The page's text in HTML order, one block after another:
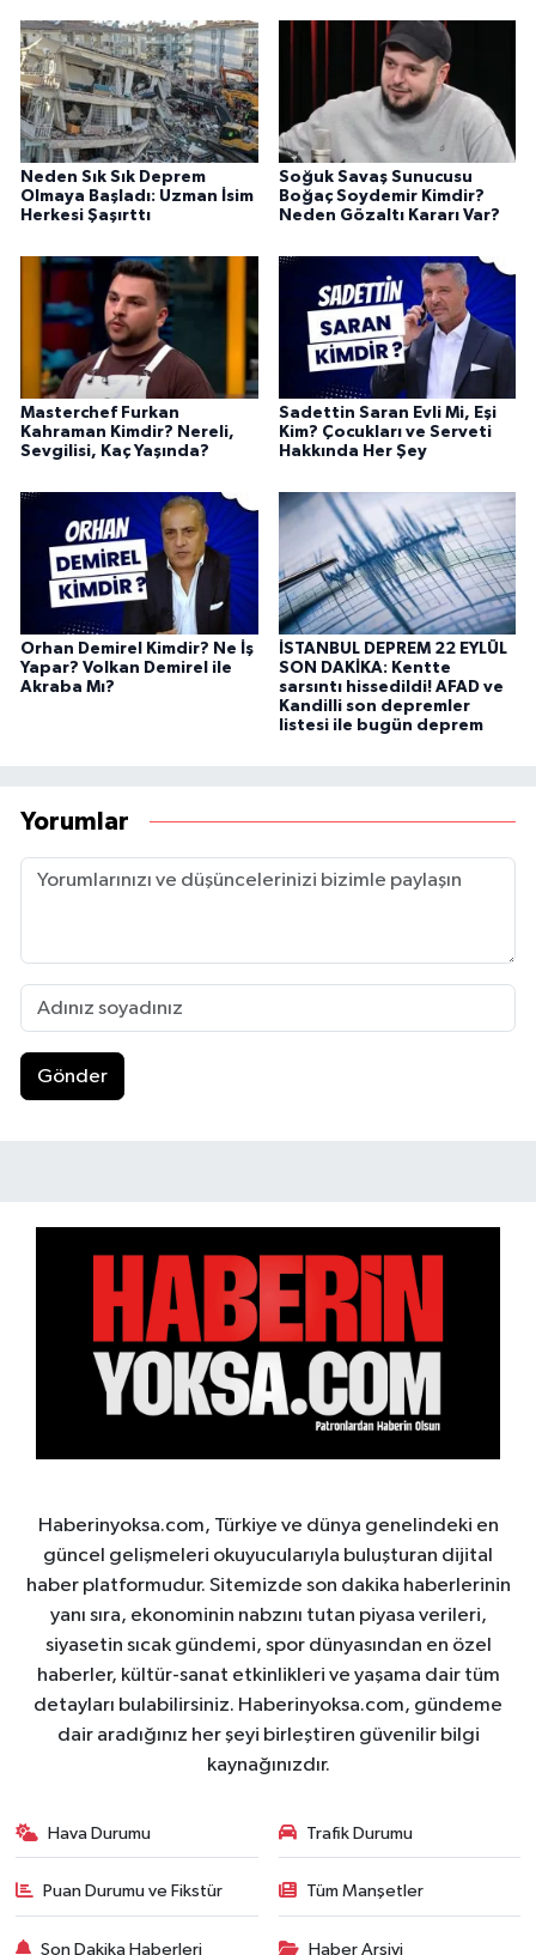
Neden Sık Sık Deprem
Olmaya Başladı: Uzman İsim
Herkesi Şaşırttı
Soğuk Savaş Sunucusu
Boğaç Soydemir Kimdir?
Neden Gözaltı Kararı Var?
Masterchef Furkan
Kahraman Kimdir? Nereli,
Sevgilisi, Kaç Yaşında?
Sadettin Saran Evli Mi, Eşi
Kim? Çocukları ve Serveti
Hakkında Her Şey
Orhan Demirel Kimdir? Ne İş
Yapar? Volkan Demirel ile
Akraba Mı?
İSTANBUL DEPREM 22 EYLÜL
SON DAKİKA: Kentte
sarsıntı hissedildi! AFAD ve
Kandilli son depremler
listesi ile bugün deprem
Yorumlar
Gönder
Haberinyoksa.com, Türkiye ve dünya genelindeki en
güncel gelişmeleri okuyucularıyla buluşturan dijital
haber platformudur. Sitemizde son dakika haberlerinin
yanı sıra, ekonominin nabzını tutan piyasa verileri,
siyasetin sıcak gündemi, spor dünyasından en özel
haberler, kültür-sanat etkinlikleri ve yaşama dair tüm
detayları bulabilirsiniz. Haberinyoksa.com, gündeme
dair aradığınız her şeyi birleştiren güvenilir bilgi
kaynağınızdır.
Hava Durumu Trafik Durumu
Puan Durumu ve Fikstür Tüm Manşetler
Son Dakika Haberleri Haber Arşivi